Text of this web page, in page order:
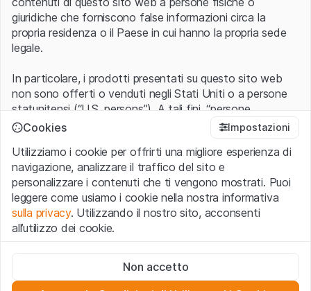
giuridiche che forniscono false informazioni circa la
propria residenza o il Paese in cui hanno la propria sede
legale.
In particolare, i prodotti presentati su questo sito web
non sono offerti o venduti negli Stati Uniti o a persone
statunitensi (“U.S. persons”). A tali fini, “persone
statunitensi” vanno intese nel significato ad esse ascritto
1933 che include le persone residenti negli Stati Uniti
d’America, le società per azioni e le altre forme societarie
americane.
Condizioni di utilizzo e informazioni legali
Con l’accesso al sito web (di seguito, il “Sito”) si dichiara
avvertenze importanti e le condizioni di utilizzo ivi rese
Cookies Impostazioni
Utilizziamo i cookie per offrirti una migliore esperienza di
navigazione, analizzare il traffico del sito e
personalizzare i contenuti che ti vengono mostrati. Puoi
leggere come usiamo i cookie nella nostra informativa
sulla privacy. Utilizzando il nostro sito, acconsenti
all’utilizzo dei cookie.
Questi cookie sono necessari per il funzionamento del sito
web e non possono essere disattivati.
Non accetto